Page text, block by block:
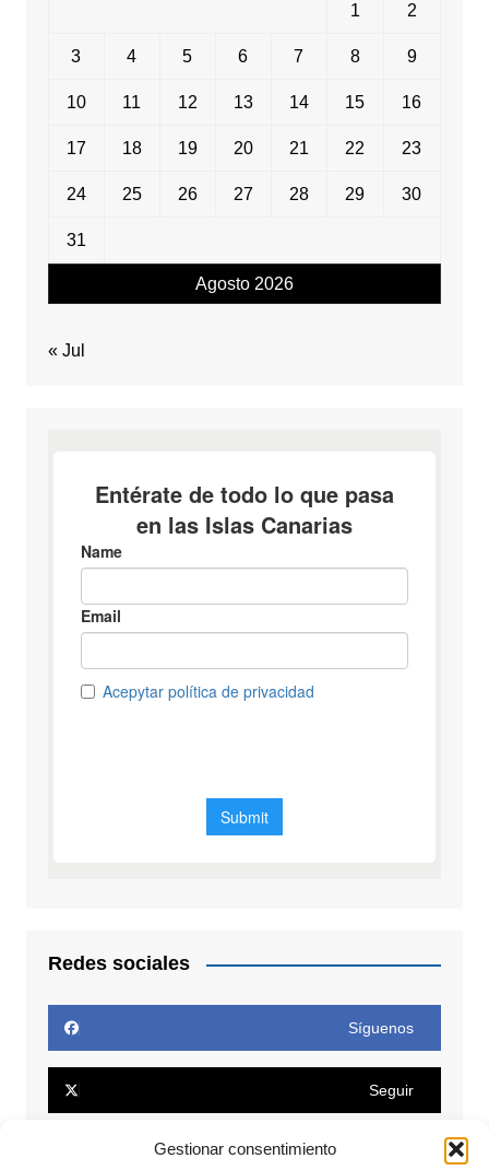
Gestionar consentimiento
Agosto 2026
1 2
3 4 5 6 7 8 9
10 11 12 13 14 15 16
17 18 19 20 21 22 23
24 25 26 27 28 29 30
31
« Jul
Redes sociales
Síguenos
Seguir